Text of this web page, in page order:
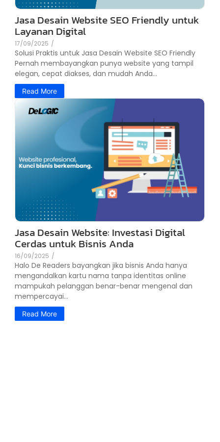
Jasa Desain Website SEO Friendly untuk
Layanan Digital
17/09/2025 /
Solusi Praktis untuk Jasa Desain Website SEO Friendly
Pernah membayangkan punya website yang tampil
elegan, cepat diakses, dan mudah Anda...
Read More
Jasa Desain Website: Investasi Digital
Cerdas untuk Bisnis Anda
16/09/2025 /
Halo De Readers bayangkan jika bisnis Anda hanya
mengandalkan kartu nama tanpa identitas online
mampukah pelanggan benar-benar mengenal dan
mempercayai...
Read More